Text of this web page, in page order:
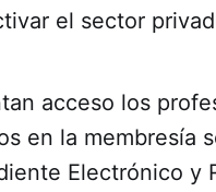
el sector
acceso los
en la membresía
Electrónico y